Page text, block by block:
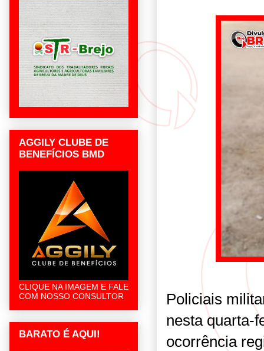
Policiais
nesta quarta-
ocorrência
AGGILY CLUBE DE
BENEFÍCIOS BMD
CLIQUE NA IMAGEM E FALE
COM NOSSO CONSULTOR
BARATO É AQUI!